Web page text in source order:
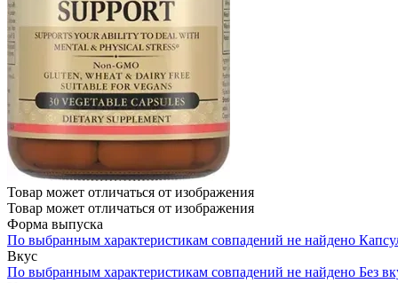
Товар может отличаться от изображения
Товар может отличаться от изображения
Форма выпуска
По выбранным характеристикам совпадений не найдено
Вкус
По выбранным характеристикам совпадений не найдено Без